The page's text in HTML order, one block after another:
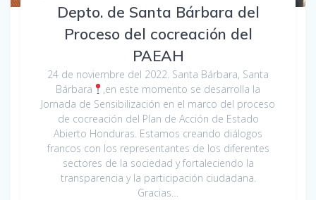
Depto. de Santa Bárbara del
Proceso del cocreación del
PAEAH
24 de noviembre del 2022. Santa Bárbara, Santa
Bárbara
,en este momento se desarrolla la
Jornada de Sensibilización en el marco del proceso
de cocreación del Plan de Acción de Estado
Abierto Honduras. Estamos creando diálogos
francos con los representantes de los diferentes
sectores de la sociedad y fortaleciendo la
transparencia y la participación ciudadana.
Gracias…